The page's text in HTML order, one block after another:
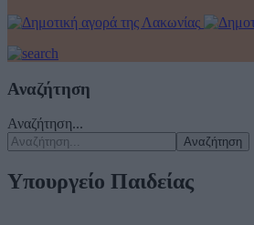
Αναζήτηση
Αναζήτηση...
Αναζήτηση
Υπουργείο Παιδείας